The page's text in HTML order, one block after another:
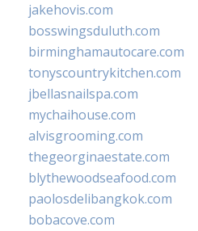
jakehovis.com
bosswingsduluth.com
birminghamautocare.com
tonyscountrykitchen.com
jbellasnailspa.com
mychaihouse.com
alvisgrooming.com
thegeorginaestate.com
blythewoodseafood.com
paolosdelibangkok.com
bobacove.com